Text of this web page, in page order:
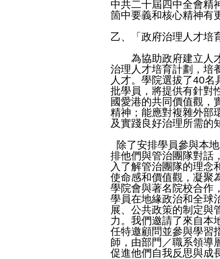
中共二十屆四中全會精
箇中要義和核心精神有
乙、「政府治理人才培
為協助政府建立人才
治理人才培育計劃，培
人才。學院選拔了40
批學員，將提供有針對
國愛港的共同價值觀，
精神；能應對複雜外部
及實踐良好治理所需的
除了安排學員參與本
排他們與管治團隊對話
入了解管治團隊的理念
使命感和價值觀，凝聚
學院會與著名院校合作
學員在地緣政治和全球
展、公共政策的制定與
力。我們邀請了來自本
任特邀顧問並參與學習
師，由部門／職系領導
促進他們自我反思與成